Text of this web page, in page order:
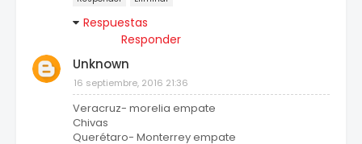
Respuestas
Responder
Unknown
16 septiembre, 2016 21:36
Veracruz- morelia empate
Chivas
Querétaro- Monterrey empate